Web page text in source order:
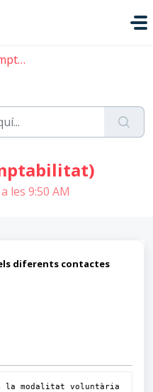
les 9:50 AM
diferents contactes
la modalitat voluntària